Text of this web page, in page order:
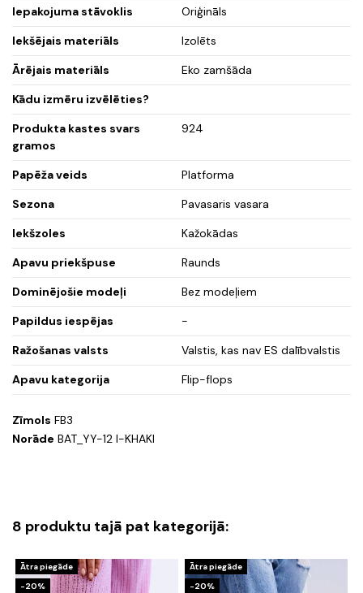
Iepakojuma stāvoklis
Oriģināls
Iekšējais materiāls
Izolēts
Ārējais materiāls
Eko zamšāda
Kādu izmēru izvēlēties?
Produkta kastes svars
gramos
924
Papēža veids
Platforma
Sezona
Pavasaris vasara
Iekšzoles
Kažokādas
Apavu priekšpuse
Raunds
Dominējošie modeļi
Bez modeļiem
Papildus iespējas
-
Ražošanas valsts
Valstis, kas nav ES dalībvalstis
Apavu kategorija
Flip-flops
Zīmols FB3
Norāde BAT_YY-12 I-KHAKI
8 produktu tajā pat kategorijā:
Ātra piegāde
-20%
Ātra piegāde
-20%